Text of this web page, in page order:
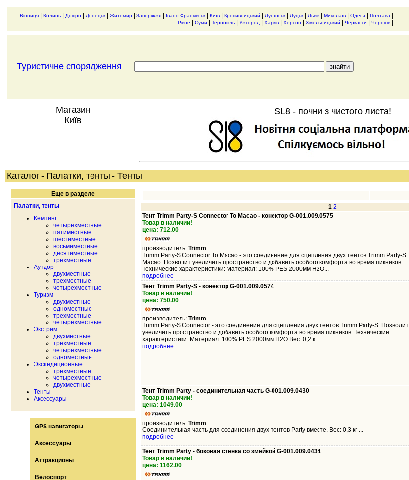
Вінниця Волинь Дніпро Донецьк| Житомир Запоріжжя Івано-Франківськ| Київ Кропивницький Луганськ| Луцьк| Львів Миколаїв Одеса Полтава
Рівне Суми Тернопіль Ужгород Харків Херсон Хмельницький Черкасси Чернігів
Туристичне спорядження
Магазин
Київ
SL8 - почни з чистого листа!
Каталог - Палатки, тенты - Тенты
Еще в разделе
Палатки, тенты
Кемпинг
четырехместные
пятиместные
шестиместные
восьмиместные
десятиместные
трехместные
Аутдор
двухместные
трехместные
четырехместные
Туризм
двухместные
одноместные
трехместные
четырехместные
Экстрим
двухместные
трехместные
четырехместные
одноместные
Экспедиционные
трехместные
четырехместные
двухместные
Тенты
Аксессуары
GPS навигаторы
Аксессуары
Аттракционы
Велоспорт
1 2
Тент Trimm Party-S Connector To Macao - конектор G-001.009.0575
Товар в наличии!
цена: 712.00
производитель: Trimm
Trimm Party-S Connector To Macao - это соединение для сцепления двух тентов Trimm Party-S
Macao. Позволит увеличить пространство и добавить особого комфорта во время пикников.
Технические характеристики: Материал: 100% PES 2000мм H2O...
подробнее
Тент Trimm Party-S - конектор G-001.009.0574
Товар в наличии!
цена: 750.00
производитель: Trimm
Trimm Party-S Connector - это соединение для сцепления двух тентов Trimm Party-S. Позволит
увеличить пространство и добавить особого комфорта во время пикников. Технические
характеристики: Материал: 100% PES 2000мм H2O Вес: 0,2 к...
подробнее
Тент Trimm Party - соединительная часть G-001.009.0430
Товар в наличии!
цена: 1049.00
производитель: Trimm
Соединительная часть для соединения двух тентов Party вместе. Вес: 0,3 кг ...
подробнее
Тент Trimm Party - боковая стенка со змейкой G-001.009.0434
Товар в наличии!
цена: 1162.00